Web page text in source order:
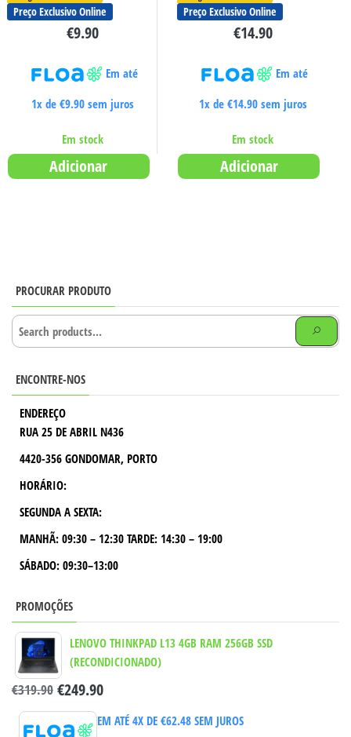
Preço Exclusivo Online
€9.90
Em até
1x de €9.90sem juros
Em stock
Adicionar
Preço Exclusivo Online
€14.90
Em até
1x de €14.90sem juros
Em stock
Adicionar
PROCURAR PRODUTO
ENCONTRE-NOS
ENDEREÇO
RUA 25 DE ABRIL N436
4420-356 GONDOMAR, PORTO
HORÁRIO:
SEGUNDA A SEXTA:
MANHÃ: 09:30 – 12:30 TARDE: 14:30 – 19:00
SÁBADO: 09:30–13:00
PROMOÇÕES
LENOVO THINKPAD L13 4GB RAM 256GB SSD
(RECONDICIONADO)
€319.90 €249.90
EM ATÉ 4X DE €62.48SEM JUROS